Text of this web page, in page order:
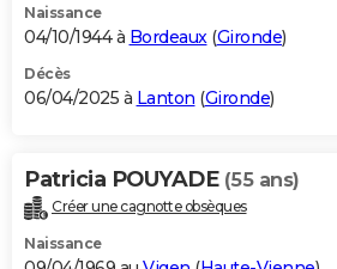
Naissance
04/10/1944 à Bordeaux(Gironde)
Décès
06/04/2025 à Lanton (Gironde)
Patricia POUYADE (55 ans)
Créer une cagnotte obsèques
Naissance